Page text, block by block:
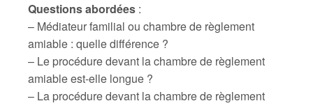
Questions abordées :
– Médiateur familial ou chambre de règlement
amiable : quelle différence ?
– Le procédure devant la chambre de règlement
amiable est-elle longue ?
– La procédure devant la chambre de règlement